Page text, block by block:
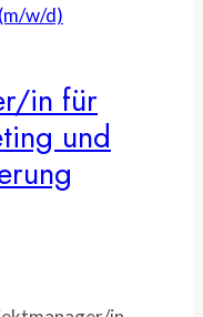
in für
und